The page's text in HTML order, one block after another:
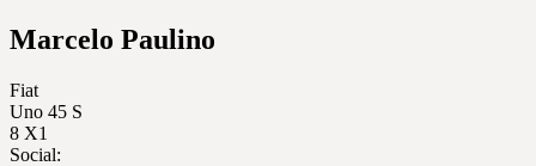
Marcelo Paulino
Fiat
Uno 45 S
8 X1
Social: